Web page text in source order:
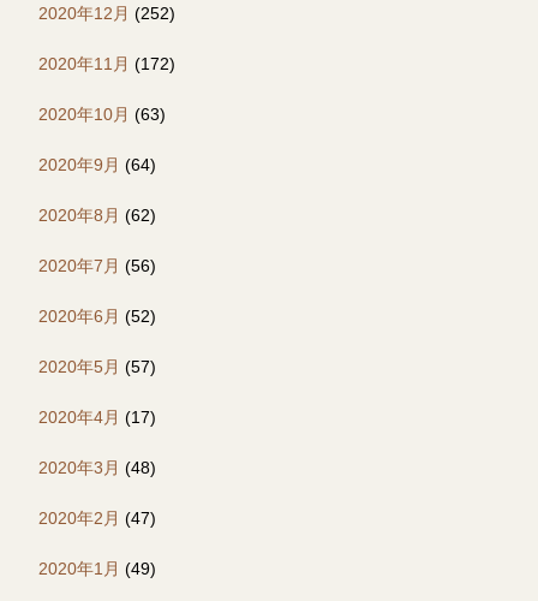
2020年12月 (252)
2020年11月 (172)
2020年10月 (63)
2020年9月 (64)
2020年8月 (62)
2020年7月 (56)
2020年6月 (52)
2020年5月 (57)
2020年4月 (17)
2020年3月 (48)
2020年2月 (47)
2020年1月 (49)